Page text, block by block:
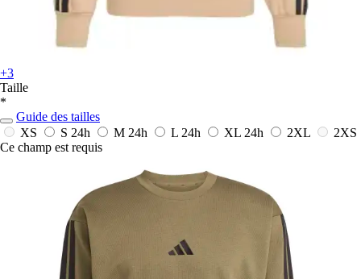
+3
Taille
*
Guide des tailles
XS
S 24h M 24h L 24h XL 24h 2XL
2XS
Ce champ est requis